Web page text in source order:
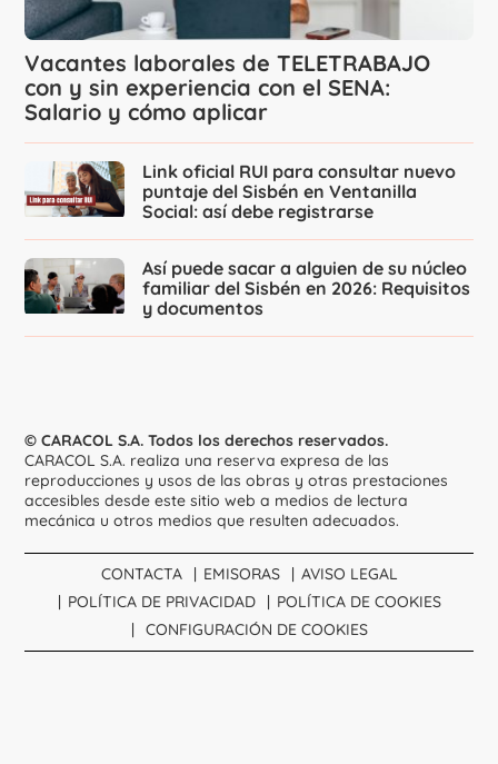
Vacantes laborales de TELETRABAJO
con y sin experiencia con el SENA:
Salario y cómo aplicar
Link oficial RUI para consultar nuevo
puntaje del Sisbén en Ventanilla
Social: así debe registrarse
Así puede sacar a alguien de su núcleo
familiar del Sisbén en 2026: Requisitos
y documentos
© CARACOL S.A. Todos los derechos reservados.
CARACOL S.A. realiza una reserva expresa de las
reproducciones y usos de las obras y otras prestaciones
accesibles desde este sitio web a medios de lectura
mecánica u otros medios que resulten adecuados.
CONTACTA EMISORAS
AVISO LEGAL
POLÍTICA DE PRIVACIDAD
POLÍTICA DE COOKIES
CONFIGURACIÓN DE COOKIES